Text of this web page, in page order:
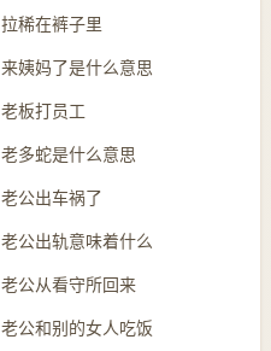
拉稀在裤子里
来姨妈了是什么意思
老板打员工
老多蛇是什么意思
老公出车祸了
老公出轨意味着什么
老公从看守所回来
老公和别的女人吃饭